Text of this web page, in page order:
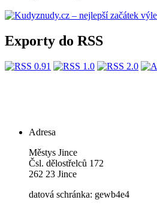
Exporty do RSS
Adresa
Městys Jince
Čsl. dělostřelců 172
262 23 Jince
datová schránka: gewb4e4